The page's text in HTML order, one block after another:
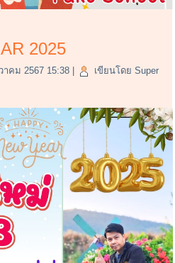
2025
าคม 2567 15:38
เขียนโดย Super